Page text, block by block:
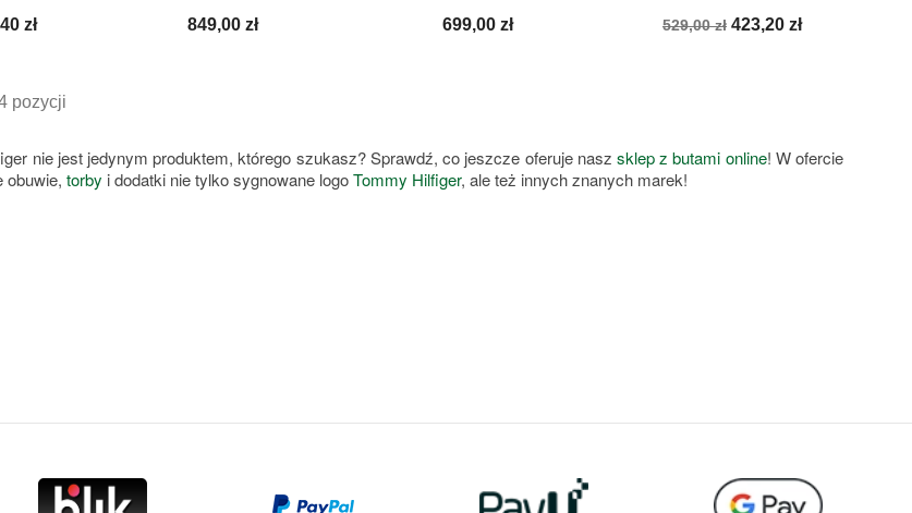
zł Cena
849,00 zł Cena
699,00 zł
Cena
529,00 zł Cena
423,20 zł
pozycji
nie jest jedynym produktem, którego szukasz? Sprawdź, co jeszcze oferuje nasz sklep z butami online! W ofercie
obuwie, torby i dodatki nie tylko sygnowane logoTommy Hilfiger, ale też innych znanych marek!